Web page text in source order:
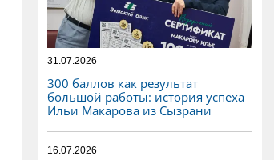
31.07.2026
300 баллов как результат
большой работы: история успеха
Ильи Макарова из Сызрани
16.07.2026